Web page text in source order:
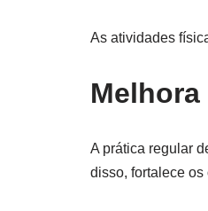
As atividades
A prática regular
disso, fortalece